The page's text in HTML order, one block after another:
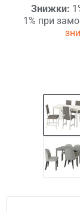
Знижки:
1% при